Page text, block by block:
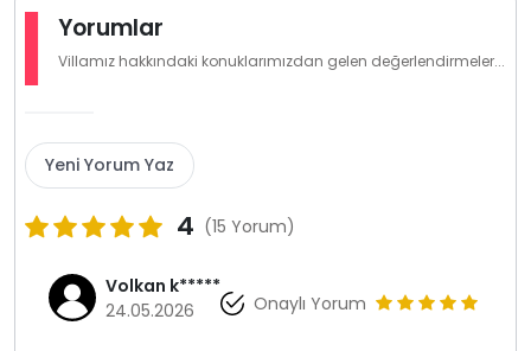
Yorumlar
Villamız hakkındaki konuklarımızdan gelen değerlendirmeler...
Yeni Yorum Yaz
4 (15 Yorum)
Volkan k*****
24.05.2026
Onaylı Yorum